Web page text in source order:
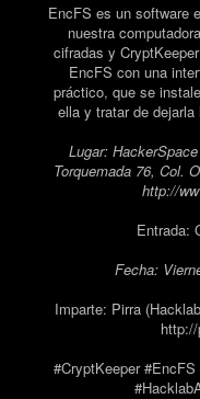
EncFS es un software
nuestra
cifradas y
EncFS con una
práctico, que se
ella y tratar de
Lugar:
Torquemada 76, Col.
http://
Entrada:
Fecha:
Imparte: Pirra
#CryptKeeper